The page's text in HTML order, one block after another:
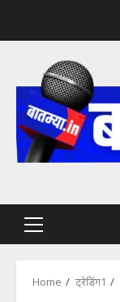
Primary
Home ट्रेडिंग1